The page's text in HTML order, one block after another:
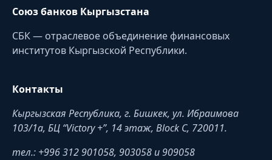
Союз банков Кыргызстана
СБК — отраслевое объединение финансовых
институтов Кыргызской Республики.
Контакты
Кыргызская Республика, г. Бишкек, ул. Ибраимова
103/1a, БЦ “Victory +”, 14 этаж, Block C, 720011.
тел.: +996 312 901058, 903058 и 909058